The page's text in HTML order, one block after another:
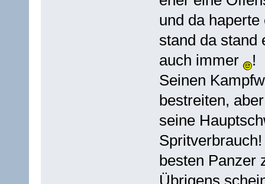
und da
stand da stand
auch immer
!
Seinen
bestreiten,
seine
besten Panzer
Übrigens